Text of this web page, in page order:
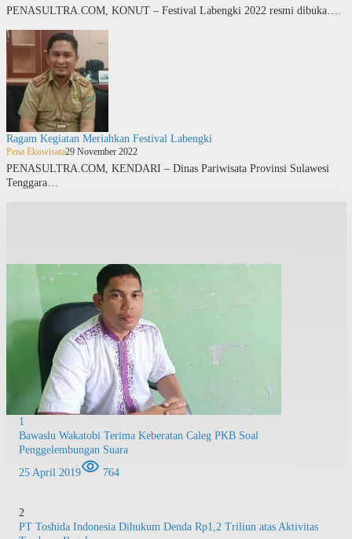
PENASULTRA.COM, KONUT – Festival Labengki 2022 resmi dibuka….
Ragam Kegiatan Meriahkan Festival Labengki
Pena Ekowisata29 November 2022
PENASULTRA.COM, KENDARI – Dinas Pariwisata Provinsi Sulawesi
Tenggara…
1
Bawaslu Wakatobi Terima Keberatan Caleg PKB Soal
Penggelembungan Suara
25 April 2019
764
2
PT Toshida Indonesia Dihukum Denda Rp1,2 Triliun atas Aktivitas